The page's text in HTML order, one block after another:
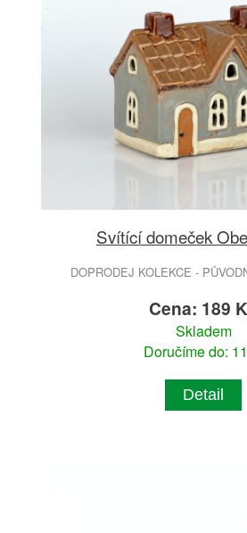
Svítící domeček
DOPRODEJ KOLEKCE -
Cena: 189
Skladem
Doručíme do:
Detail